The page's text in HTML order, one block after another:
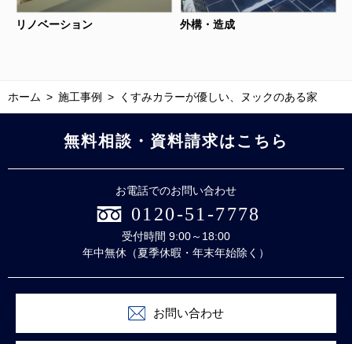
リノベーション 外構・造成
ホーム 施工事例 くすみカラーが優しい、ヌックのある家
無料相談・資料請求はこちら
お電話でのお問い合わせ
0120-51-7778
受付時間 9:00～18:00
年中無休（夏季休暇・年末年始除く）
お問い合わせ